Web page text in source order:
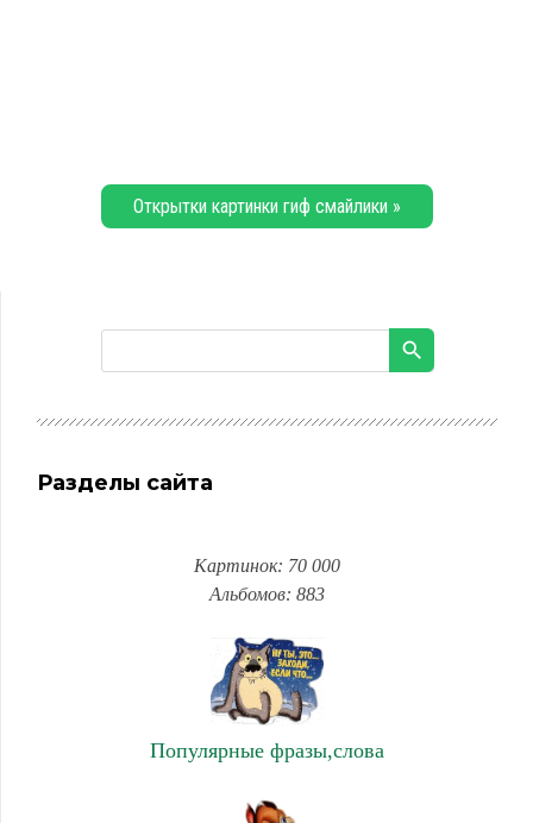
Открытки картинки гиф смайлики »
Разделы сайта
Картинок: 70 000
Альбомов: 883
Популярные фразы,слова